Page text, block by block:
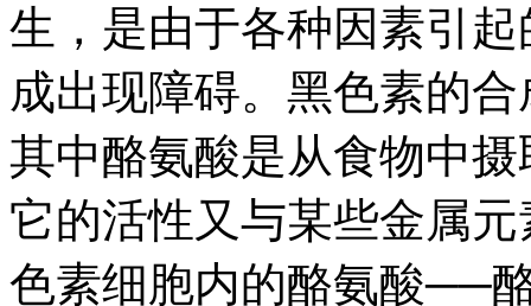
生，是由于各种因素引
成出现障碍。黑色素的
其中酪氨酸是从食物中
它的活性又与某些金属
色素细胞内的酪氨酸──